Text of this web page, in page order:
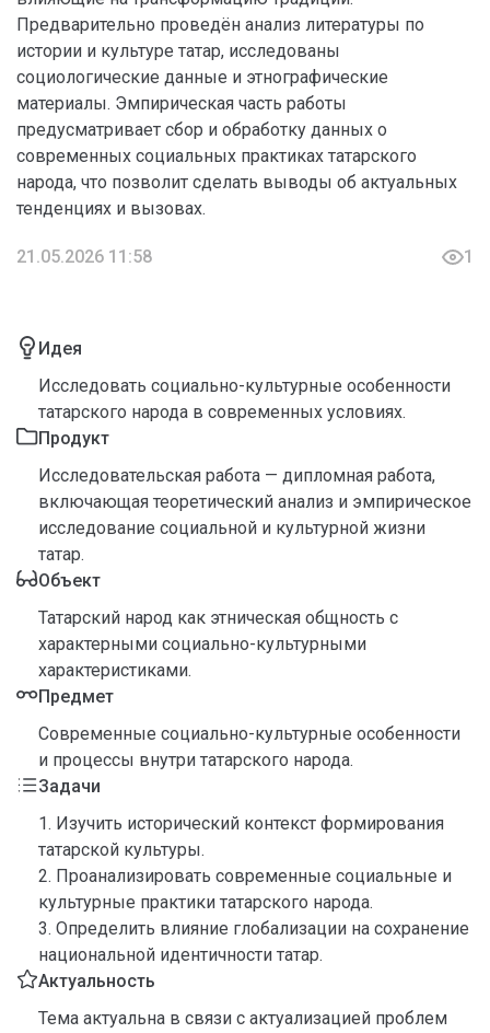
Предварительно проведён анализ литературы по
истории и культуре татар, исследованы
социологические данные и этнографические
материалы. Эмпирическая часть работы
предусматривает сбор и обработку данных о
современных социальных практиках татарского
народа, что позволит сделать выводы об актуальных
тенденциях и вызовах.
21.05.2026 11:58 1
Идея
Исследовать социально-культурные особенности
татарского народа в современных условиях.
Продукт
Исследовательская работа — дипломная работа,
включающая теоретический анализ и эмпирическое
исследование социальной и культурной жизни
татар.
Объект
Татарский народ как этническая общность с
характерными социально-культурными
характеристиками.
Предмет
Современные социально-культурные особенности
и процессы внутри татарского народа.
Задачи
1. Изучить исторический контекст формирования
татарской культуры.
2. Проанализировать современные социальные и
культурные практики татарского народа.
3. Определить влияние глобализации на сохранение
национальной идентичности татар.
Актуальность
Тема актуальна в связи с актуализацией проблем